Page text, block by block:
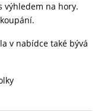
výhledem na hory.
v nabídce také bývá